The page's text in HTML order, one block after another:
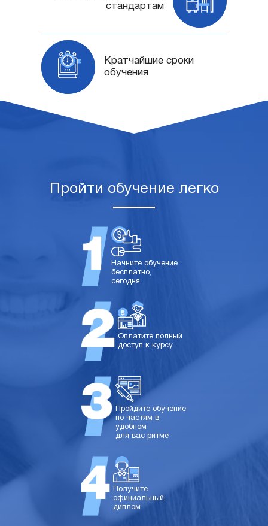
стандартам
Кратчайшие сроки
обучения
Пройти обучение легко
Начните обучение
бесплатно,
сегодня
Оплатите полный
доступ к курсу
Пройдите обучение
по частям в
удобном
для вас ритме
Получите
официальный
диплом